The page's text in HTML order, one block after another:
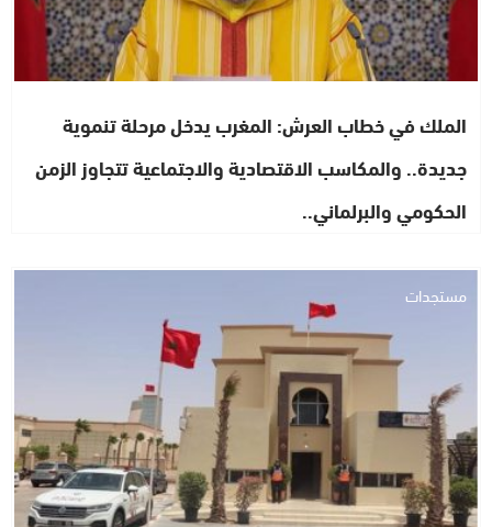
الملك في خطاب العرش: المغرب يدخل مرحلة تنموية
جديدة.. والمكاسب الاقتصادية والاجتماعية تتجاوز الزمن
الحكومي والبرلماني..
مستجدات